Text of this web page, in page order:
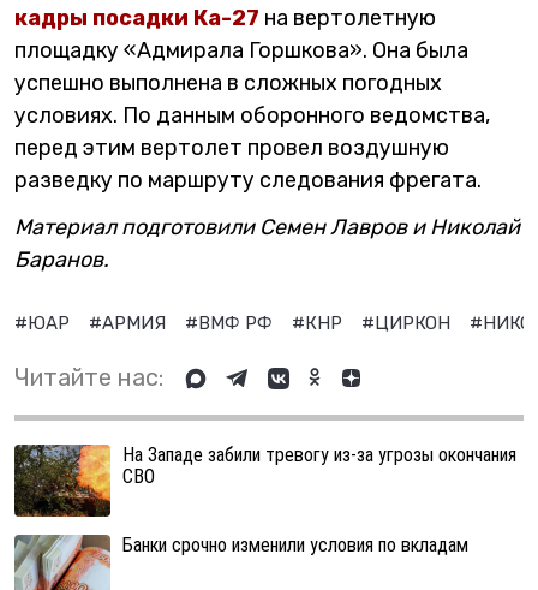
кадры посадки Ка-27 на вертолетную
площадку «Адмирала Горшкова». Она была
успешно выполнена в сложных погодных
условиях. По данным оборонного ведомства,
перед этим вертолет провел воздушную
разведку по маршруту следования фрегата.
Материал подготовили Семен Лавров и Николай
Баранов.
#ЮАР #АРМИЯ #ВМФ РФ #КНР #ЦИРКОН
Читайте нас:
На Западе забили тревогу из-за угрозы окончания
СВО
Банки срочно изменили условия по вкладам